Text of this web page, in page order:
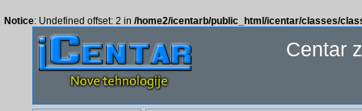
Notice: Undefined offset: 2 in /home2/icentarb/public_html/icentar/classes/
Centar